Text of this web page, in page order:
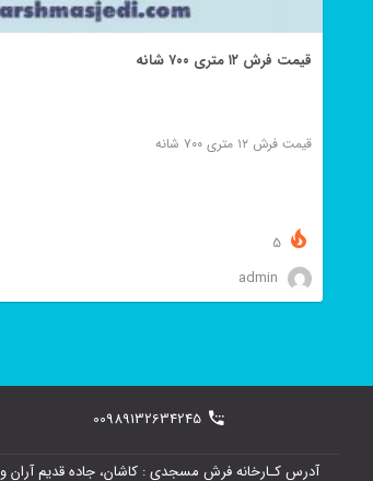
قیمت فرش ۱۲ متری ۷۰۰ شانه
قیمت فرش ۱۲ متری ۷۰۰ شانه
5
admin
00989132634245
آدرس کـارخانه فرش مسجدی : کاشان، جاده قدیم آران و